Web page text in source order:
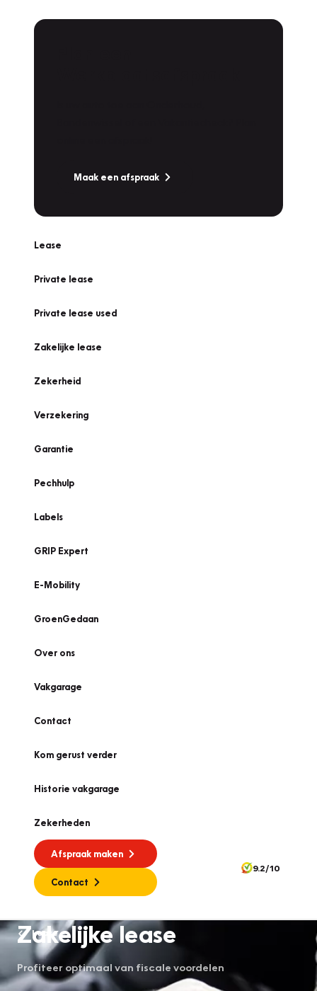
Maak een afspraak
Lease
Private lease
Private lease used
Zakelijke lease
Zekerheid
Verzekering
Garantie
Pechhulp
Labels
GRIP Expert
E-Mobility
GroenGedaan
Over ons
Vakgarage
Contact
Kom gerust verder
Historie vakgarage
Zekerheden
Afspraak maken
Contact
9.2/10
Lease
Zakelijke lease
Profiteer optimaal van fiscale voordelen